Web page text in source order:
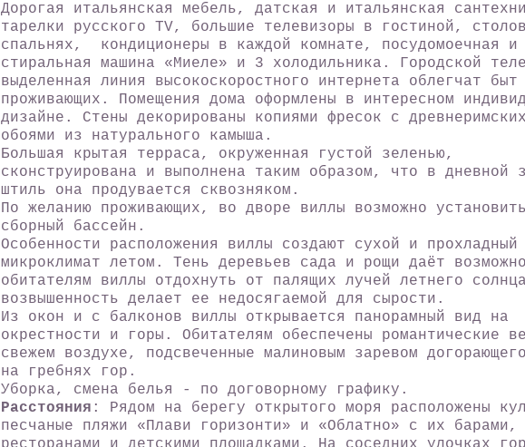
Дорогая итальянская мебель, датская и итальянская
тарелки русского ТV, большие телевизоры в гостиной,
спальнях, кондиционеры в каждой комнате, посудомоечная и
стиральная машина «Миеле» и 3 холодильника. Городской
выделенная линия высокоскоростного интернета облегчат быт
проживающих. Помещения дома оформлены в интересном
дизайне. Стены декорированы копиями фресок с
обоями из натурального камыша.
Большая крытая терраса, окруженная густой зеленью,
сконструирована и выполнена таким образом, что в дневной
штиль она продувается сквозняком.
По желанию проживающих, во дворе виллы возможно установить
сборный бассейн.
Особенности расположения виллы создают сухой и прохладный
микроклимат летом. Тень деревьев сада и рощи даёт
обитателям виллы отдохнуть от палящих лучей летнего
возвышенность делает ее недосягаемой для сырости.
Из окон и с балконов виллы открывается панорамный вид на
окрестности и горы. Обитателям обеспечены романтические
свежем воздухе, подсвеченные малиновым заревом
на гребнях гор.
Уборка, смена белья - по договорному графику.
Расстояния : Рядом на берегу открытого моря расположены
песчаные пляжи «Плави горизонти» и «Облатно» с их барами,